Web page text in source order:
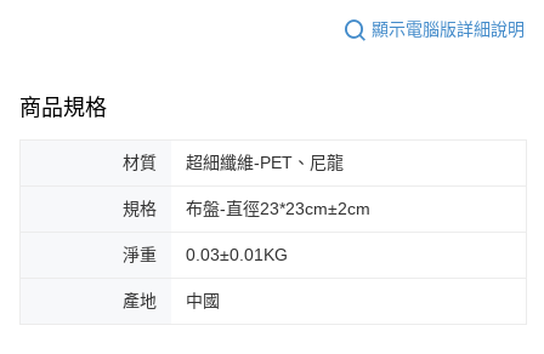
顯示電腦版詳細說明
商品規格
材質 超細纖維-PET、尼龍
規格 布盤-直徑23*23cm±2cm
淨重 0.03±0.01KG
產地 中國